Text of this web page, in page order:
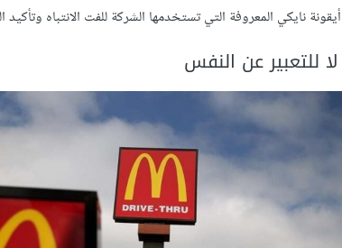
نايكي المعروفة التي تستخدمها الشركة للفت الانتباه
للتعبير عن النفس